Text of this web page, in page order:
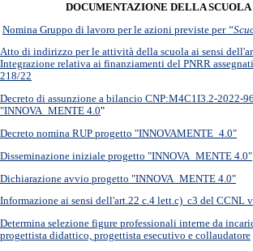
DOCUMENTAZIONE DELLA SCUOLA
Nomina Gruppo di lavoro per le azioni previste per
Atto di indirizzo per le attività della scuola ai sensi
Integrazione relativa ai finanziamenti del PNRR
218/22
Decreto di assunzione a bilancio CNP:M4C1I3.2-2022-
"INNOVA_MENTE 4.0"
Decreto nomina RUP progetto "INNOVAMENTE_4.0"
Disseminazione iniziale progetto "INNOVA_MENTE 4.0"
Dichiarazione avvio progetto "INNOVA_MENTE 4.0"
Informazione ai sensi dell'art.22 c.4 lett.c) c3 del CCNL
Determina selezione figure professionali interne da
progettista didattico, progettista esecutivo e collaudatore